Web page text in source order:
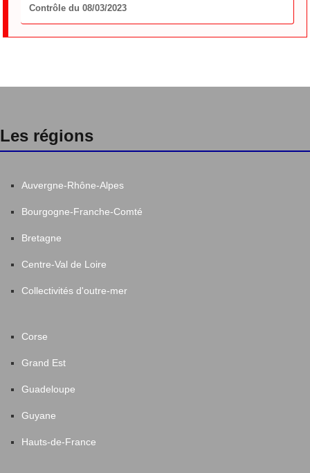
Contrôle du 08/03/2023
Les régions
Auvergne-Rhône-Alpes
Bourgogne-Franche-Comté
Bretagne
Centre-Val de Loire
Collectivités d'outre-mer
Corse
Grand Est
Guadeloupe
Guyane
Hauts-de-France